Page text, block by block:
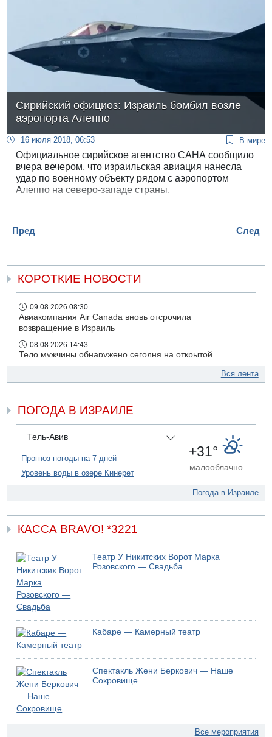
Сирийский официоз: Израиль бомбил возле
аэропорта Алеппо
16 июля 2018, 06:53 В мире
Официальное сирийское агентство САНА сообщило
вчера вечером, что израильская авиация нанесла
удар по военному объекту рядом с аэропортом
Алеппо на северо-западе страны.
Пред След
КОРОТКИЕ НОВОСТИ
09.08.2026 08:30
Авиакомпания Air Canada вновь отсрочила
возвращение в Израиль
08.08.2026 14:43
Тело мужчины обнаружено сегодня на открытой
08.08.2026 11:02
07.08.2026 20:41
Ynet: "Хизбалла" запустила БПЛА со взрывчаткой по
силам ЦАХАЛ
ДТП в Ашдоде: тяжело ранены двое маленьких детей
Вся лента
ПОГОДА В ИЗРАИЛЕ
Тель-Авив
Прогноз погоды на 7 дней
Уровень воды в озере Кинерет
+31°
малооблачно
Погода в Израиле
КАССА BRAVO! *3221
Театр У Никитских Ворот Марка
Розовского — Свадьба
Кабаре — Камерный театр
Спектакль Жени Беркович — Наше
Сокровище
Все мероприятия